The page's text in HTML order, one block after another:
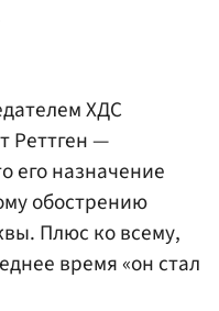
ХДС
Реттген —
его назначение
обострению
Плюс ко всему,
время «он стал